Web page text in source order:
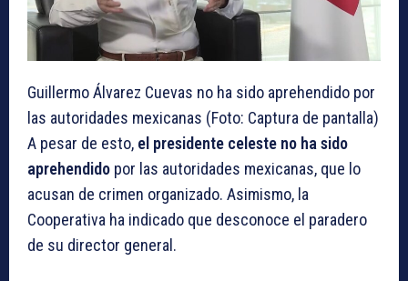
Guillermo Álvarez Cuevas no ha sido aprehendido por
las autoridades mexicanas (Foto: Captura de pantalla)
A pesar de esto, el presidente celeste no ha sido
aprehendido por las autoridades mexicanas, que lo
acusan de crimen organizado. Asimismo, la
Cooperativa ha indicado que desconoce el paradero
de su director general.